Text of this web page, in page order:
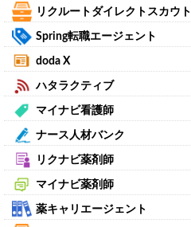
リクルートダイレクトスカウ
Spring転職エージェント
doda X
ハタラクティブ
マイナビ看護師
ナース人材バンク
リクナビ薬剤師
マイナビ薬剤師
薬キャリエージェント